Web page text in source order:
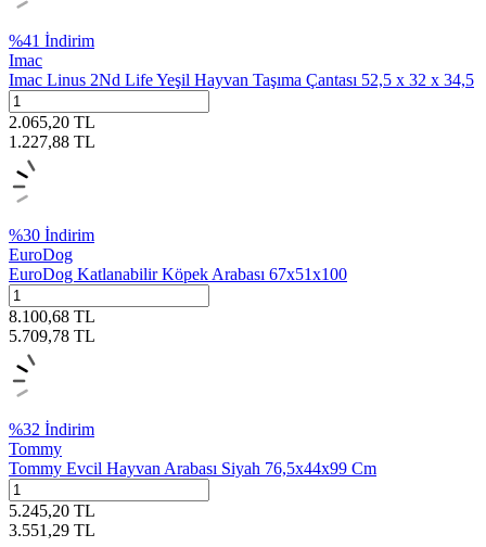
%41 İndirim
Imac
Imac Linus 2Nd Life Yeşil Hayvan Taşıma Çantası 52,5 x 32 x 34,5
2.065,20 TL
1.227,88 TL
%30 İndirim
EuroDog
EuroDog Katlanabilir Köpek Arabası 67x51x100
8.100,68 TL
5.709,78 TL
%32 İndirim
Tommy
Tommy Evcil Hayvan Arabası Siyah 76,5x44x99 Cm
5.245,20 TL
3.551,29 TL